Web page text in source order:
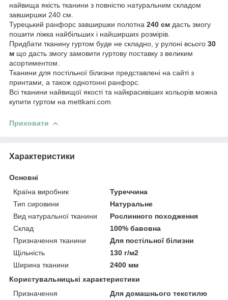
найвища якість тканини з повністю натуральним складом
завширшки 240 см.
Турецький ранфорс завширшки полотна 240 см дасть змогу
пошити ліжка найбільших і найширших розмірів.
Придбати тканину гуртом буде не складно, у рулоні всього 30
м що дасть змогу замовити гуртову поставку з великим
асортиментом.
Тканини для постільної білизни представлені на сайті з
принтами, а також однотонні ранфорс.
Всі тканини найвищої якості та найкрасивіших кольорів можна
купити гуртом на mettkani.com.
Приховати
Характеристики
Основні
Країна виробник
Туреччина
Тип сировини
Натуральне
Вид натуральної тканини
Рослинного походження
Склад
100% бавовна
Призначення тканини
Для постільної білизни
Щільність
130 г/м2
Ширина тканини
2400 мм
Користувальницькі характеристики
Призначення
Для домашнього текстилю